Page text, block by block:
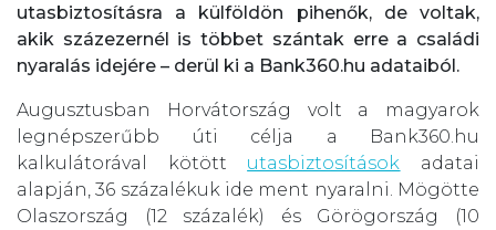
utasbiztosításra a külföldön pihenők, de voltak,
akik százezernél is többet szántak erre a családi
nyaralás idejére – derül ki a Bank360.hu adataiból.
Augusztusban Horvátország volt a magyarok
legnépszerűbb úti célja a Bank360.hu
kalkulátorával kötött utasbiztosítások adatai
alapján, 36 százalékuk ide ment nyaralni. Mögötte
Olaszország (12 százalék) és Görögország (10